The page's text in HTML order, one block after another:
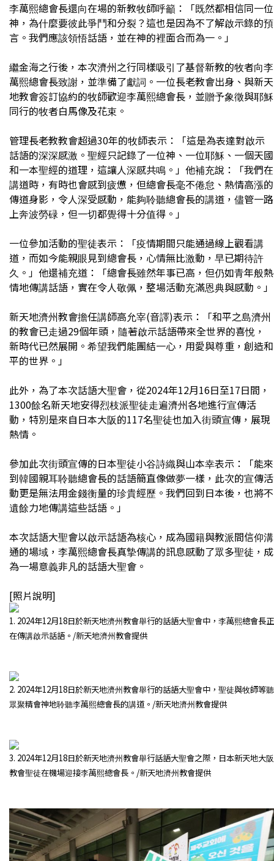
李萬熙總會長還向在場的新教牧師呼籲：「既然都相信同一位
神，為什麼要彼此爭鬥和分裂？這也是因為不了解啟示錄的預
言。我們應該領悟話語，並在神的裡面合而為一。」
繼金海之行後，本次濟州之行同樣吸引了基督新教的牧者向李
萬熙總會長致謝，並準備了獻詞。一位長老教會出身、與新天
地教會簽訂協約的牧師歡迎李萬熙總會長，並贈予象徵與耶穌
同行的牧者白馬像及花束。
管理長老教教會超過30年的牧師表示：「這是為表達對啟示
話語的深深感激。聖經只記錄了一位神、一位耶穌、一個天國
和一本聖經的道理，這讓人深感共鳴。」他補充說：「我們在
講道時，有時也會感到疲憊，但總會長毫不倦怠、熱情高漲的
傳道身影，令人深受感動，能夠聆聽總會長的講道，儘管一路
上奔波勞碌，但一切都覺得十分值得。」
一位參加活動的聖徒表示：「疫情期間只能通過線上觀看講
道，而如今能親眼見到總會長，心情無比激動，早已期待許
久。」他還補充道：「總會長雖然年事已高，但仍如青年般熱
情地傳講話語，實在令人敬佩，整場活動充滿恩典與感動。」
新天地濟州教會擔任講師高允宰(音譯)表示：「和平之島濟州
的教會已走過29個年頭，隨著啟示話語帶來全世界的喜悅，
新時代已然展開。希望我們能團結一心，用愛與尊重，創造和
平的世界。」
此外，為了本次話語大聖會，從2024年12月16日至17日間，
1300餘名新天地安得烈枝派聖徒走遍濟州各地進行宣傳活
動，特別是來自日本大阪的117名聖徒也加入街頭宣傳，展現
熱情。
參加此次街頭宣傳的日本聖徒小谷詩織與山本幸表示：「能來
到韓國親耳聆聽總會長的話語簡直像做夢一樣，此次的宣傳活
動更是無法用金錢衡量的珍貴經歷。我們回到日本後，也將不
遺餘力地傳講這些話語。」
本次話語大聖會以啟示話語為核心，成為國籍與教派間信仰溝
通的場域，李萬熙總會長真摯傳講的訊息感動了眾多聖徒，成
為一場意義非凡的話語大聖會。
[照片說明]
1. 2024年12月18日於新天地濟州教會舉行的話語大聖會中，李萬熙總會長正
在傳講啟示話語。/新天地濟州教會提供
2. 2024年12月18日於新天地濟州教會舉行的話語大聖會中，聖徒與牧師等聽
眾聚精會神地聆聽李萬熙總會長的講道。/新天地濟州教會提供
3. 2024年12月18日於新天地濟州教會舉行話語大聖會之際，日本新天地大阪
教會聖徒在機場迎接李萬熙總會長。/新天地濟州教會提供